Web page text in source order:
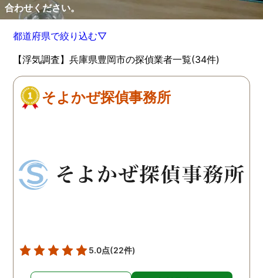
合わせください。
都道府県で絞り込む▽
【浮気調査】兵庫県豊岡市の探偵業者一覧(34件)
そよかぜ探偵事務所
5.0点(22件)